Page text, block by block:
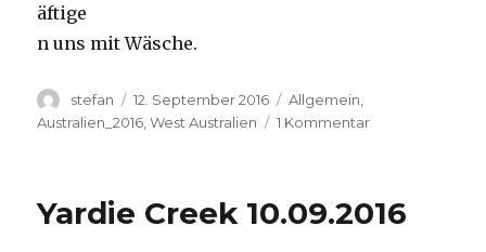
äftige
n uns mit Wäsche.
Autor
stefan
Veröffentlicht
am
12. September 2016 Kategorien
Allgemein
Australien_2016 ,West Australien 1 Kommentarzu
Yardie Creek 10.09.2016